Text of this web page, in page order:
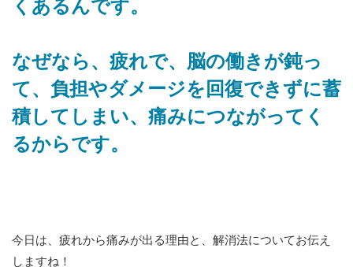
くあるんです。
なぜなら、疲れで、脳の働きが鈍っ
て、負担やダメージを回復できずに蓄
積してしまい、痛みにつながってく
るからです。
今日は、疲れから痛みが出る理由と、解消法についてお伝え
しますね！